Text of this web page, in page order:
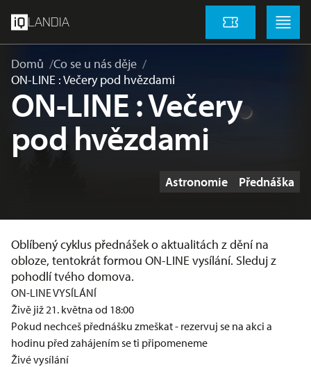
LANDIA Vstupenky
Menu
Domů
Co se u nás děje
ON-LINE : Večery pod hvězdami
ON-LINE : Večery
pod hvězdami
Štítky
Astronomie Přednáška
Oblíbený cyklus přednášek o aktualitách z dění na
obloze, tentokrát formou ON-LINE vysílání. Sleduj z
pohodlí tvého domova.
ON-LINE VYSÍLÁNÍ
Živě již 21. května od 18:00
Pokud nechceš přednášku zmeškat - rezervuj se na akci a
hodinu před zahájením se ti připomeneme
Živé vysílání